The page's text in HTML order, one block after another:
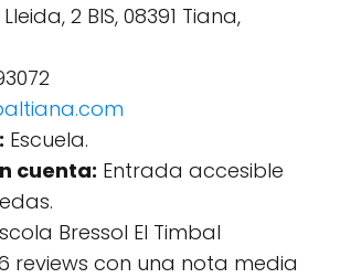
2 BIS, 08391 Tiana,
Escuela.
cuenta: Entrada accesible
Bressol El Timbal
reviews con una nota media